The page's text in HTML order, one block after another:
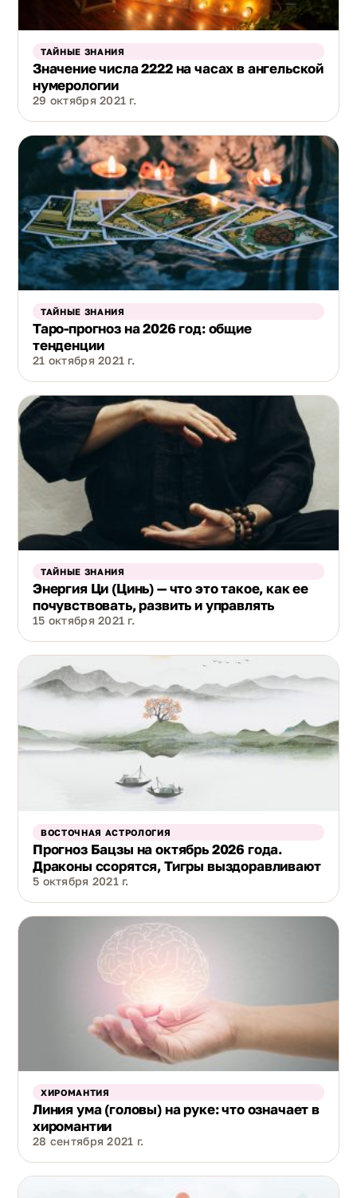
ТАЙНЫЕ ЗНАНИЯ
Значение числа 2222 на часах в ангельской
нумерологии
29 октября 2021 г.
ТАЙНЫЕ ЗНАНИЯ
Таро-прогноз на 2026 год: общие
тенденции
21 октября 2021 г.
ТАЙНЫЕ ЗНАНИЯ
Энергия Ци (Цинь) — что это такое, как ее
почувствовать, развить и управлять
15 октября 2021 г.
ВОСТОЧНАЯ АСТРОЛОГИЯ
Прогноз Бацзы на октябрь 2026 года.
Драконы ссорятся, Тигры выздоравливают
5 октября 2021 г.
ХИРОМАНТИЯ
Линия ума (головы) на руке: что означает в
хиромантии
28 сентября 2021 г.